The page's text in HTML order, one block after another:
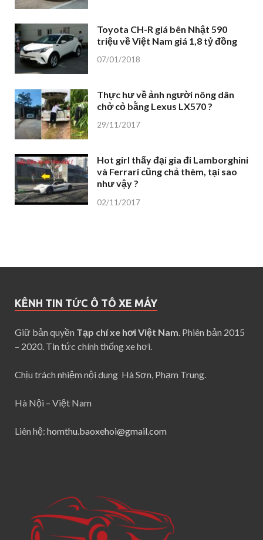
Toyota CH-R giá bên Nhật 590
triệu về Việt Nam giá 1,8 tỷ đồng
07/01/2018
Thực hư về ảnh người nông dân
chở cỏ bằng Lexus LX570 ?
29/11/2017
Hot girl thấy đại gia đi Lamborghini
và Ferrari cũng chả thèm, tại sao
như vậy ?
02/11/2017
KÊNH TIN TỨC Ô TÔ XE MÁY
Giữ bản quyền Tạp chí xe hơi Việt Nam . Phiên bản 2015
– 2020. Tin tức chính thống xe hơi.
Chịu trách nhiệm nội dung Hà Sơn, Phạm Trung.
Hà Nội – Việt Nam
Liên hệ: homthu.baoxehoi@gmail.com